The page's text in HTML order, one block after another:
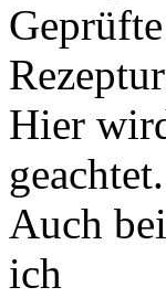
Hier
geachtet.
Auch
ich